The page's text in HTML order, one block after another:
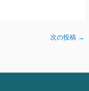
次の投稿 →